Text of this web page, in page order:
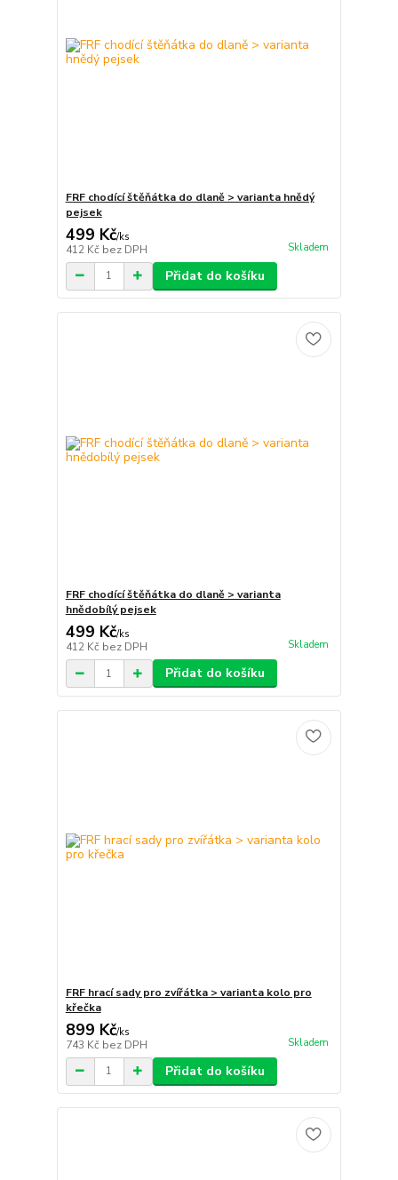
FRF chodící štěňátka do dlaně > varianta hnědý
pejsek
499 Kč/ks
412 Kč bez DPH Skladem
Přidat do košíku
FRF chodící štěňátka do dlaně > varianta
hnědobílý pejsek
499 Kč/ks
412 Kč bez DPH Skladem
Přidat do košíku
FRF hrací sady pro zvířátka > varianta kolo pro
křečka
899 Kč/ks
743 Kč bez DPH Skladem
Přidat do košíku